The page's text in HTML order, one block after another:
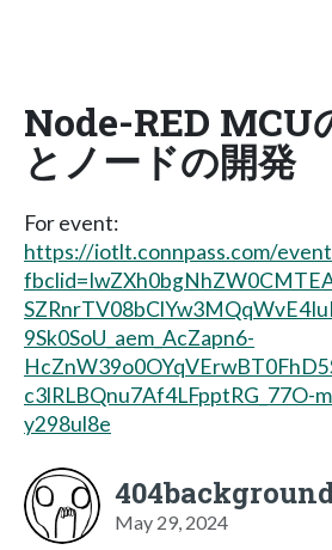
Node-RED MCU
とノードの開発
For event:
https://iotlt.connpass.com/
9Sk0SoU_aem_AcZapn6-
c3lRLBQnu7Af4LFpptRG_77O-
y298ul8e
May 29, 2024